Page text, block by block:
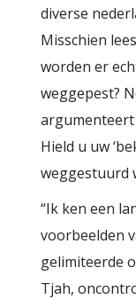
diverse
Misschien
worden er
weggepest?
Hield u uw
weggestuurd
“Ik ken een
voorbeelden
gelimiteerde
Tjah,